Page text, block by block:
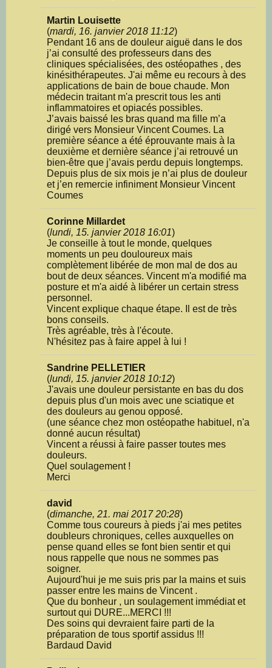
Martin Louisette
(mardi, 16. janvier 2018 11:12)
Pendant 16 ans de douleur aiguë dans le dos
j’ai consulté des professeurs dans des
cliniques spécialisées, des ostéopathes , des
kinésithérapeutes. J'ai même eu recours à des
applications de bain de boue chaude. Mon
médecin traitant m'a prescrit tous les anti
inflammatoires et opiacés possibles.
J’avais baissé les bras quand ma fille m’a
dirigé vers Monsieur Vincent Coumes. La
première séance a été éprouvante mais à la
deuxième et dernière séance j’ai retrouvé un
bien-être que j’avais perdu depuis longtemps.
Depuis plus de six mois je n’ai plus de douleur
et j’en remercie infiniment Monsieur Vincent
Coumes
Corinne Millardet
(lundi, 15. janvier 2018 16:01)
Je conseille à tout le monde, quelques
moments un peu douloureux mais
complètement libérée de mon mal de dos au
bout de deux séances. Vincent m'a modifié ma
posture et m'a aidé à libérer un certain stress
personnel.
Vincent explique chaque étape. Il est de très
bons conseils.
Très agréable, très à l'écoute.
N'hésitez pas à faire appel à lui !
Sandrine PELLETIER
(lundi, 15. janvier 2018 10:12)
J'avais une douleur persistante en bas du dos
depuis plus d'un mois avec une sciatique et
des douleurs au genou opposé.
(une séance chez mon ostéopathe habituel, n'a
donné aucun résultat)
Vincent a réussi à faire passer toutes mes
douleurs.
Quel soulagement !
Merci
david
(dimanche, 21. mai 2017 20:28)
Comme tous coureurs à pieds j'ai mes petites
doubleurs chroniques, celles auxquelles on
pense quand elles se font bien sentir et qui
nous rappelle que nous ne sommes pas
soigner.
Aujourd'hui je me suis pris par la mains et suis
passer entre les mains de Vincent .
Que du bonheur , un soulagement immédiat et
surtout qui DURE...MERCI !!!
Des soins qui devraient faire parti de la
préparation de tous sportif assidus !!!
Bardaud David